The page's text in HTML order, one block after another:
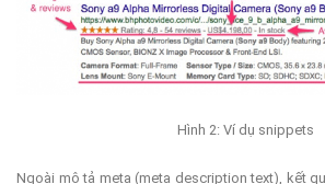
Hình 2: Ví dụ snippets
Ngoài mô tả meta (meta description text), kết